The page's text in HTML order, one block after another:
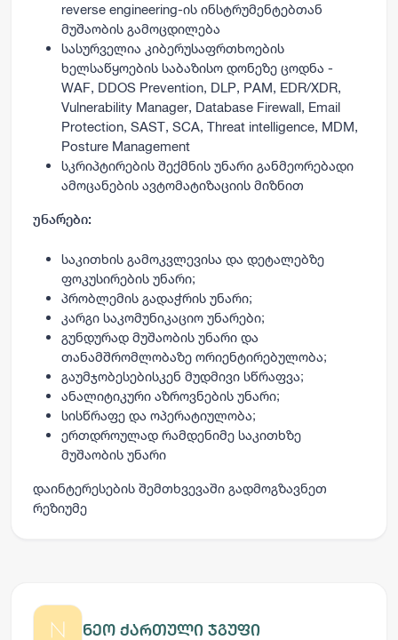
reverse engineering-ის ინსტრუმენტებთან
მუშაობის გამოცდილება
სასურველია კიბერუსაფრთხოების
ხელსაწყოების საბაზისო დონეზე ცოდნა -
WAF, DDOS Prevention, DLP, PAM, EDR/XDR,
Vulnerability Manager, Database Firewall, Email
Protection, SAST, SCA, Threat intelligence, MDM,
Posture Management
სკრიპტირების შექმნის უნარი განმეორებადი
ამოცანების ავტომატიზაციის მიზნით
უნარები:
საკითხის გამოკვლევისა და დეტალებზე
ფოკუსირების უნარი;
პრობლემის გადაჭრის უნარი;
კარგი საკომუნიკაციო უნარები;
გუნდურად მუშაობის უნარი და
თანამშრომლობაზე ორიენტირებულობა;
გაუმჯობესებისკენ მუდმივი სწრაფვა;
ანალიტიკური აზროვნების უნარი;
სისწრაფე და ოპერატიულობა;
ერთდროულად რამდენიმე საკითხზე
მუშაობის უნარი
დაინტერესების შემთხვევაში გადმოგზავნეთ
რეზიუმე
ნეო ქართული ჯგუფი